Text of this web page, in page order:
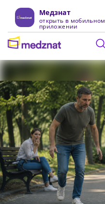
Медзнат
открыть в мобильном
приложении